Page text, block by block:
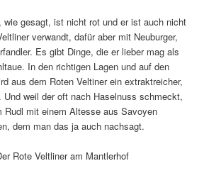
wie gesagt, ist nicht rot und er ist auch nicht
verwandt, dafür aber mit Neuburger,
Es gibt Dinge, die er lieber mag als
In den richtigen Lagen und auf den
aus dem Roten Veltiner ein extraktreicher,
Und weil der oft nach Haselnuss schmeckt,
Rudl mit einem Altesse aus Savoyen
dem man das ja auch nachsagt.
Rote Veltliner am Mantlerhof